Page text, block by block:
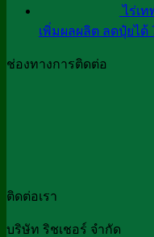
ไร่เ
เพิ่มผลผลิต ลดปุ๋ยได้
ช่องทางการติดต่อ
ติดต่อเรา
บริษัท ริชเชอร์ จำกัด